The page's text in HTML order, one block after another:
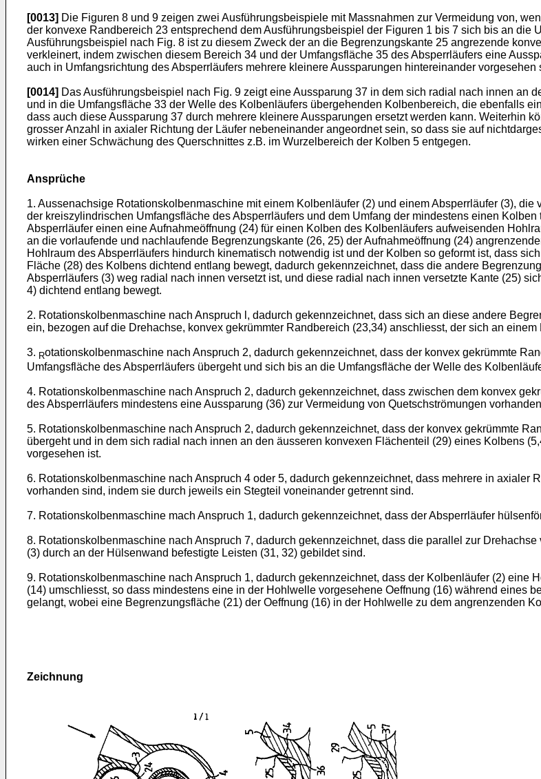
[0013] Die Figuren 8 und 9 zeigen zwei Ausführungsbeispiele mit Massnahmen zur Vermeidung von,
der konvexe Randbereich 23 entsprechend dem Ausführungsbeispiel der Figuren 1 bis 7 sich bis an die
Ausführungsbeispiel nach Fig. 8 ist zu diesem Zweck der an die Begrenzungskante 25 angrezende
verkleinert, indem zwischen diesem Bereich 34 und der Umfangsfläche 35 des Absperrläufers eine
auch in Umfangsrichtung des Absperrläufers mehrere kleinere Aussparungen hintereinander vorgesehen
[0014] Das Ausführungsbeispiel nach Fig. 9 zeigt eine Aussparung 37 in dem sich radial nach innen an
und in die Umfangsfläche 33 der Welle des Kolbenläufers übergehenden Kolbenbereich, die ebenfalls
dass auch diese Aussparung 37 durch mehrere kleinere Aussparungen ersetzt werden kann. Weiterhin
grosser Anzahl in axialer Richtung der Läufer nebeneinander angeordnet sein, so dass sie auf
wirken einer Schwächung des Querschnittes z.B. im Wurzelbereich der Kolben 5 entgegen.
Ansprüche
1. Aussenachsige Rotationskolbenmaschine mit einem Kolbenläufer (2) und einem Absperrläufer (3),
der kreiszylindrischen Umfangsfläche des Absperrläufers und dem Umfang der mindestens einen
Absperrläufer einen eine Aufnahmeöffnung (24) für einen Kolben des Kolbenläufers aufweisenden
an die vorlaufende und nachlaufende Begrenzungskante (26, 25) der Aufnahmeöffnung (24)
Hohlraum des Absperrläufers hindurch kinematisch notwendig ist und der Kolben so geformt ist, dass
Fläche (28) des Kolbens dichtend entlang bewegt, dadurch gekennzeichnet, dass die andere
Absperrläufers (3) weg radial nach innen versetzt ist, und diese radial nach innen versetzte Kante (25)
4) dichtend entlang bewegt.
2. Rotationskolbenmaschine nach Anspruch l, dadurch gekennzeichnet, dass sich an diese andere
ein, bezogen auf die Drehachse, konvex gekrümmter Randbereich (23,34) anschliesst, der sich an
3. Rotationskolbenmaschine nach Anspruch 2, dadurch gekennzeichnet, dass der konvex gekrümmte
Umfangsfläche des Absperrläufers übergeht und sich bis an die Umfangsfläche der Welle des
4. Rotationskolbenmaschine nach Anspruch 2, dadurch gekennzeichnet, dass zwischen dem konvex
des Absperrläufers mindestens eine Aussparung (36) zur Vermeidung von Quetschströmungen
5. Rotationskolbenmaschine nach Anspruch 2, dadurch gekennzeichnet, dass der konvex gekrümmte
übergeht und in dem sich radial nach innen an den äusseren konvexen Flächenteil (29) eines Kolbens
vorgesehen ist.
6. Rotationskolbenmaschine nach Anspruch 4 oder 5, dadurch gekennzeichnet, dass mehrere in axialer
vorhanden sind, indem sie durch jeweils ein Stegteil voneinander getrennt sind.
7. Rotationskolbenmaschine mach Anspruch 1, dadurch gekennzeichnet, dass der Absperrläufer
8. Rotationskolbenmaschine nach Anspruch 7, dadurch gekennzeichnet, dass die parallel zur
(3) durch an der Hülsenwand befestigte Leisten (31, 32) gebildet sind.
9. Rotationskolbenmaschine nach Anspruch 1, dadurch gekennzeichnet, dass der Kolbenläufer (2) eine
(14) umschliesst, so dass mindestens eine in der Hohlwelle vorgesehene Oeffnung (16) während eines
gelangt, wobei eine Begrenzungsfläche (21) der Oeffnung (16) in der Hohlwelle zu dem angrenzenden
Zeichnung